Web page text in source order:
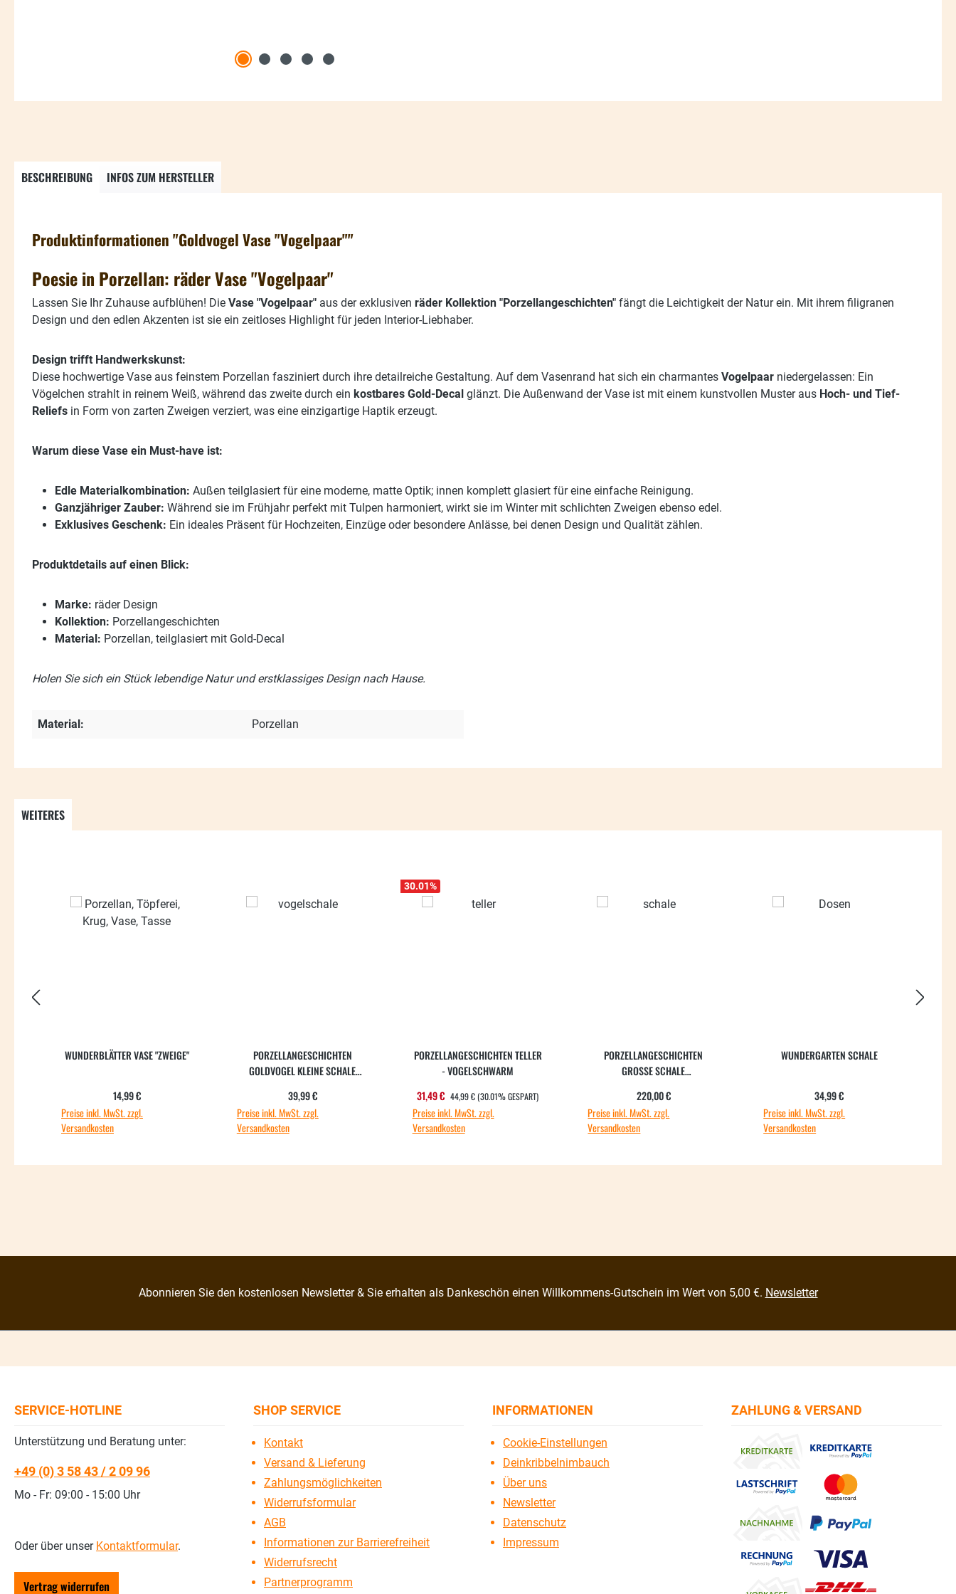
BESCHREIBUNG INFOS ZUM HERSTELLER
Produktinformationen "Goldvogel Vase "Vogelpaar""
Poesie in Porzellan: räder Vase "Vogelpaar"
Lassen Sie Ihr Zuhause aufblühen! Die Vase "Vogelpaar" aus der exklusiven räder Kollektion "Porzellangeschichten" fängt die Leichtigkeit der Natur ein. Mit ihrem filigranen
Design und den edlen Akzenten ist sie ein zeitloses Highlight für jeden Interior-Liebhaber.
Design trifft Handwerkskunst:
Diese hochwertige Vase aus feinstem Porzellan fasziniert durch ihre detailreiche Gestaltung. Auf dem Vasenrand hat sich ein charmantes Vogelpaar niedergelassen: Ein
Vögelchen strahlt in reinem Weiß, während das zweite durch ein kostbares Gold-Decal glänzt. Die Außenwand der Vase ist mit einem kunstvollen Muster aus Hoch- und Tief-
Reliefs in Form von zarten Zweigen verziert, was eine einzigartige Haptik erzeugt.
Warum diese Vase ein Must-have ist:
Edle Materialkombination: Außen teilglasiert für eine moderne, matte Optik; innen komplett glasiert für eine einfache Reinigung.
Ganzjähriger Zauber: Während sie im Frühjahr perfekt mit Tulpen harmoniert, wirkt sie im Winter mit schlichten Zweigen ebenso edel.
Exklusives Geschenk: Ein ideales Präsent für Hochzeiten, Einzüge oder besondere Anlässe, bei denen Design und Qualität zählen.
Produktdetails auf einen Blick:
Marke: räder Design
Kollektion: Porzellangeschichten
Material: Porzellan, teilglasiert mit Gold-Decal
Holen Sie sich ein Stück lebendige Natur und erstklassiges Design nach Hause.
Material: Porzellan
WEITERES
WUNDERBLÄTTER VASE "ZWEIGE"
Regulärer Preis:
14,99 €
Preise inkl. MwSt. zzgl.
Versandkosten
PORZELLANGESCHICHTEN
GOLDVOGEL KLEINE SCHALE
Regulärer Preis:
39,99 €
Preise inkl. MwSt. zzgl.
Versandkosten
30.01%
PORZELLANGESCHICHTEN TELLER
- VOGELSCHWARM
Verkaufspreis:
31,49 € REGULÄRER PREIS:
44,99 € (30.01% GESPART)
Preise inkl. MwSt. zzgl.
Versandkosten
PORZELLANGESCHICHTEN
GROSSE SCHALE "
Regulärer Preis:
220,00 €
Preise inkl. MwSt. zzgl.
Versandkosten
WUNDERGARTEN SCHALE
Regulärer Preis:
34,99 €
Preise inkl. MwSt. zzgl.
Versandkosten
Abonnieren Sie den kostenlosen Newsletter & Sie erhalten als Dankeschön einen Willkommens-Gutschein im Wert von 5,00 €. Newsletter
SERVICE-HOTLINE
Unterstützung und Beratung unter:
+49 (0) 3 58 43 / 2 09 96
Mo - Fr: 09:00 - 15:00 Uhr
Oder über unser Kontaktformular.
Vertrag widerrufen
SHOP SERVICE
Kontakt
Versand & Lieferung
Zahlungsmöglichkeiten
Widerrufsformular
AGB
Informationen zur Barrierefreiheit
Widerrufsrecht
Partnerprogramm
INFORMATIONEN
Cookie-Einstellungen
Deinkribbelnimbauch
Über uns
Newsletter
Datenschutz
Impressum
ZAHLUNG & VERSAND